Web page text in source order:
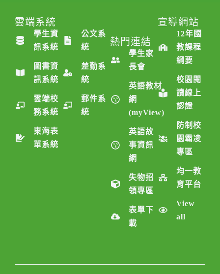
雲端系統
學生資
訊系統
圖書資
訊系統
雲端校
務系統
東海表
單系統
公文系
統
差勤系
統
郵件系
統
熱門連結
學生家
長會
英語教材
網
(myView)
英語故
事資訊
網
失物招
領專區
表單下
載
宣導網站
12年國
教課程
綱要
校園閱
讀線上
認證
防制校
園霸凌
專區
均一教
育平台
View
all